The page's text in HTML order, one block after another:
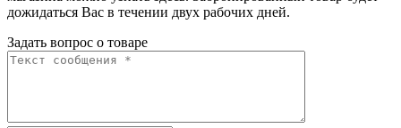
дожидаться Вас в течении двух рабочих дней.
Задать вопрос о товаре